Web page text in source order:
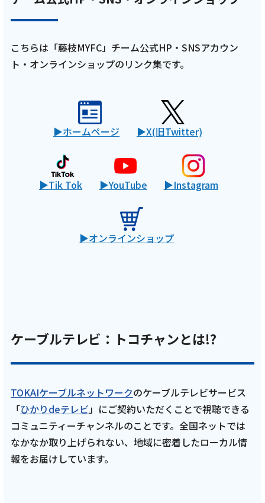
ト映像＆三木仁太選手インタビュー！「2026
年3月前半放送回」
記事を読む
2026年2月18日
テレビ
【藤枝MYFC応援番組 一体感MYFC ~槙野新体
制 新たなる挑戦~ 第158話】 槙野新体制を盛
り立てる12番目の戦士たちに注目！ 番組後半
はキャプテン中川創選手インタビュー！今後
の展望などを深堀！「2026年2月後半放送
テレビ
【藤枝MYFC応援番組 一体感MYFC ~槙野新体
制 新たなる挑戦~ 第157話】 槙野新体制 飽波
神社で必勝祈願！また鹿児島キャンプの様子
をお届けします！「2026年2月放送回」
こちらは「藤枝MYFC」チーム公式HP・SNSアカウン
ト・オンラインショップのリンク集です。
ホームページ X(旧Twitter)
Tik Tok YouTube Instagram
オンラインショップ
ケーブルテレビ：トコチャンとは!?
TOKAIケーブルネットワークのケーブルテレビサービス
「ひかりdeテレビ 」にご契約いただくことで視聴できる
コミュニティーチャンネルのことです。全国ネットでは
なかなか取り上げられない、地域に密着したローカル情
報をお届けしています。